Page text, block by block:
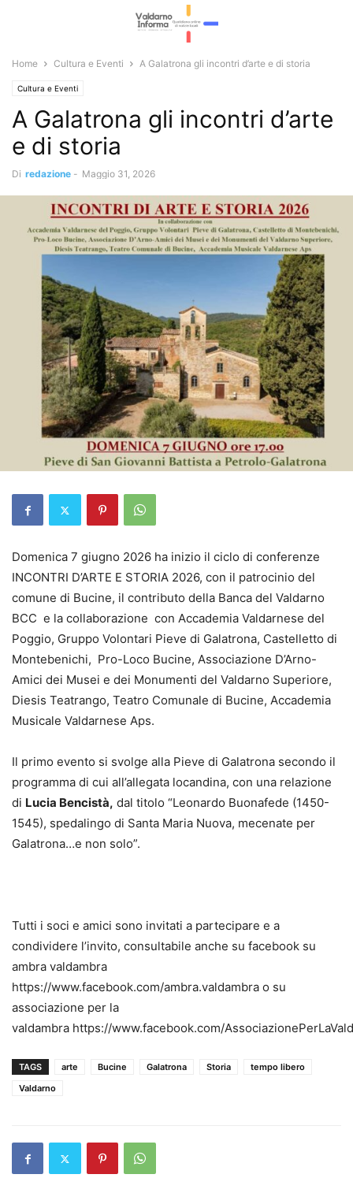
Home Cultura e Eventi A Galatrona gli incontri d’arte e di storia
Cultura e Eventi
A Galatrona gli incontri d’arte
e di storia
Di redazione - Maggio 31, 2026
Domenica 7 giugno 2026 ha inizio il ciclo di conferenze
INCONTRI D’ARTE E STORIA 2026, con il patrocinio del
comune di Bucine, il contributo della Banca del Valdarno
BCC e la collaborazione con Accademia Valdarnese del
Poggio, Gruppo Volontari Pieve di Galatrona, Castelletto di
Montebenichi, Pro-Loco Bucine, Associazione D’Arno-
Amici dei Musei e dei Monumenti del Valdarno Superiore,
Diesis Teatrango, Teatro Comunale di Bucine, Accademia
Musicale Valdarnese Aps.
Il primo evento si svolge alla Pieve di Galatrona secondo il
programma di cui all’allegata locandina, con una relazione
di Lucia Bencistà, dal titolo “Leonardo Buonafede (1450-
1545), spedalingo di Santa Maria Nuova, mecenate per
Galatrona…e non solo”.
Tutti i soci e amici sono invitati a partecipare e a
condividere l’invito, consultabile anche su facebook su
ambra valdambra
https://www.facebook.com/ambra.valdambra o su
associazione per la
valdambra https://www.facebook.com/
TAGS arte Bucine Galatrona Storia
tempo libero
Valdarno